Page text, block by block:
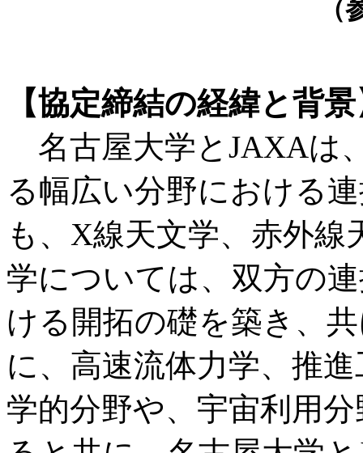
（
【協定締結の経緯と背
名古屋大学とJAXAは
る幅広い分野における
も、X線天文学、赤外線
学については、双方の
ける開拓の礎を築き、
に、高速流体力学、推
学的分野や、宇宙利用